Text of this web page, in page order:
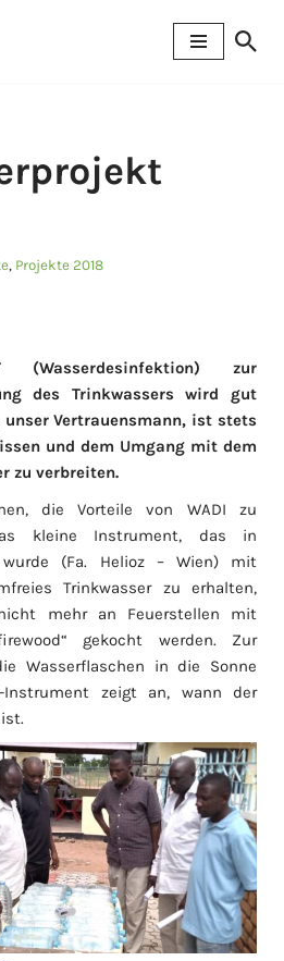
, Projekte 2018
(Wasserdesinfektion) zur
des Trinkwassers wird gut
unser Vertrauensmann, ist stets
und dem Umgang mit dem
zu verbreiten.
die Vorteile von WADI zu
kleine Instrument, das in
(Fa. Helioz – Wien) mit
Trinkwasser zu erhalten,
mehr an Feuerstellen mit
gekocht werden. Zur
Wasserflaschen in die Sonne
Instrument zeigt an, wann der